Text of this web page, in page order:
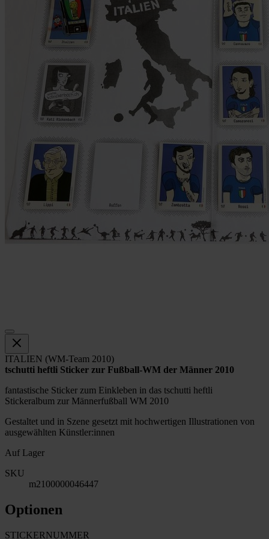
ITALIEN (WM-Team 2010)
tschutti heftli Sticker zur Fußball-WM der Männer 2010
fantastische Sticker zum Einkleben in das tschutti heftli
Stickeralbum zur Männerfußball WM 2010
Gestaltet und in Szene gesetzt mit hochwertigen Illustrationen von
ausgewählten Künstler:innen
Auf Lager
SKU
m2100000046447
Optionen
STICKERNUMMER